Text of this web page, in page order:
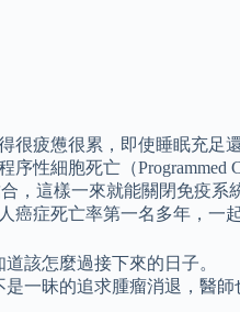
很疲憊很累，即使睡眠充
性細胞死亡（
，這樣一來就能關閉免疫
症死亡率第一名多年，一起
該怎麼過接下來的日子。
一昧的追求腫瘤消退，醫